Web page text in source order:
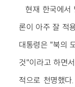
현재 한국에서
론이 아주 잘 적
대통령은 "북의
것"이라고 하면
적으로 천명했